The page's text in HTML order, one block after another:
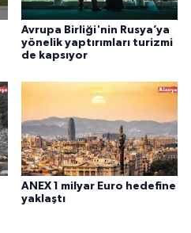
Avrupa Birliği'nin Rusya’ya
yönelik yaptırımları turizmi
de kapsıyor
ANEX 1 milyar Euro hedefine
yaklaştı